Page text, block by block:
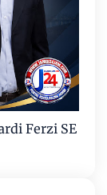
Ferzi SE